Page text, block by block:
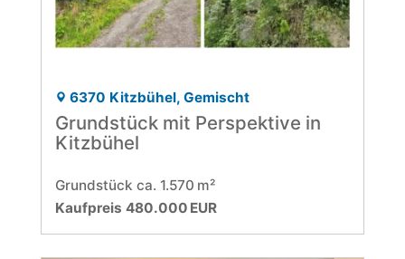
6370 Kitzbühel, Gemischt
Grundstück mit Perspektive in
Kitzbühel
Grund­stück ca. 1.570 m²
Kaufpreis 480.000 EUR